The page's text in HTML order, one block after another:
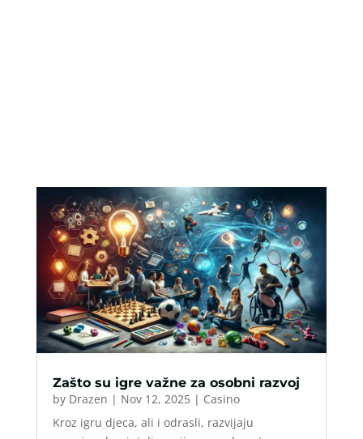
Zašto su igre važne za osobni razvoj
by Drazen | Nov 12, 2025| Casino
Kroz igru djeca, ali i odrasli, razvijaju